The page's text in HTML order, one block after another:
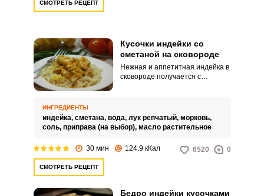
СМОТРЕТЬ РЕЦЕПТ
Кусочки индейки со
сметаной на сковороде
Нежная и аппетитная индейка в
сковороде получается с
ИНГРЕДИЕНТЫ
индейка, сметана, вода, лук репчатый, морковь,
соль, приправа (на выбор), масло растительное
30 мин 124.9 кКал 6520 0
СМОТРЕТЬ РЕЦЕПТ
Бедро индейки кусочками